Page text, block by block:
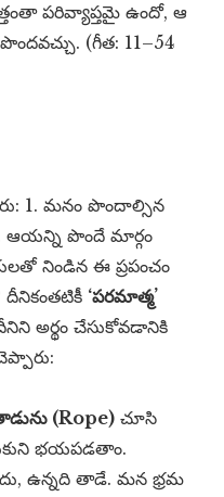
పరివ్యాప్తమై ఉందో, ఆ
(గీత: 11–54
1. మనం పొందాల్సిన
ఆయన్ని పొందే మార్గం
నిండిన ఈ ప్రపంచం
‘పరమాత్మ’
అర్థం చేసుకోవడానికి
(Rope) చూసి
భయపడతాం.
ఉన్నది తాడే. మన భ్రమ